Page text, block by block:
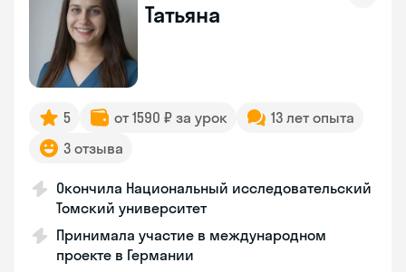
Татьяна
5 от 1590 ₽ за урок
13 лет опыта
3 отзыва
Окончила Национальный исследовательский
Томский университет
Принимала участие в международном
проекте в Германии